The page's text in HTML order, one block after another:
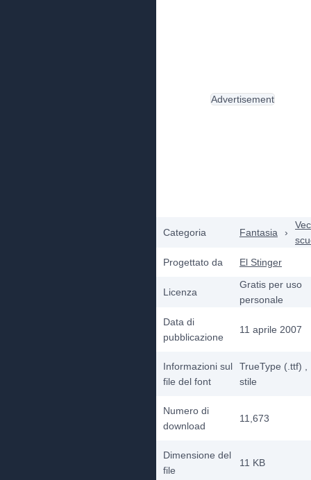
Categoria Fantasia ›
Progettato da
El Stinger
Licenza
Gratis per uso
personale
Data di
pubblicazione
11 aprile 2007
Informazioni sul
file del font
TrueType (.ttf)
stile
Numero di
download
11,673
Dimensione del
file
11 KB
Advertisement